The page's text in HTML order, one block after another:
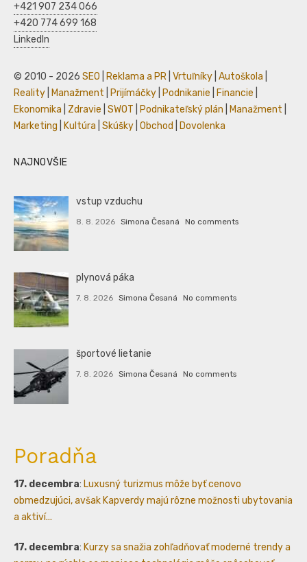
+421 907 234 066
+420 774 699 168
LinkedIn
© 2010 - 2026 SEO Reklama a PR Vrtuľníky Autoškola
Reality
Manažment Prijímáčky Podnikanie Financie
Ekonomika
Zdravie SWOT Podnikateľský plán Manažment
Marketing
Kultúra Skúšky Obchod Dovolenka
NAJNOVŠIE
vstup vzduchu
8. 8. 2026 Simona Česaná No comments
plynová páka
7. 8. 2026 Simona Česaná No comments
športové lietanie
7. 8. 2026 Simona Česaná No comments
Poradňa
17. decembra: Luxusný turizmus môže byť cenovo
obmedzujúci, avšak Kapverdy majú rôzne možnosti ubytovania
a aktiví...
17. decembra: Kurzy sa snažia zohľadňovať moderné trendy a